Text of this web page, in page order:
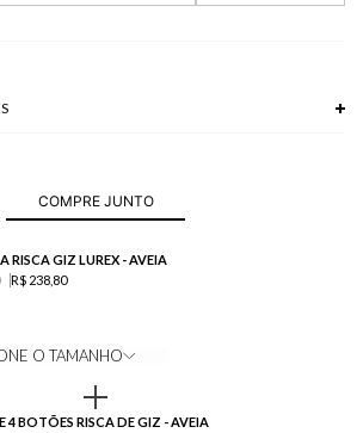
COMPRE JUNTO
RISCA GIZ LUREX - AVEIA
R$ 238,80
O TAMANHO
4 BOTÕES RISCA DE GIZ - AVEIA